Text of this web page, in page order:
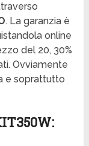
. La garanzia è
online
del 20, 30%
Ovviamente
e soprattutto